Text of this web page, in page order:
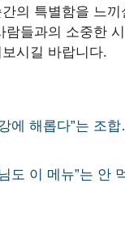
의 특별함을 느끼
람들과의 소중한
시길 바랍니다.
에 해롭다”는 조
도 이 메뉴”는 안